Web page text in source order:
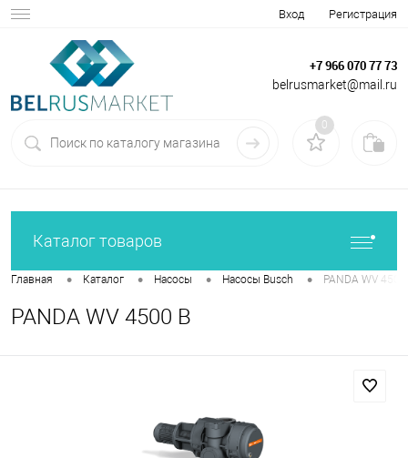
Вход Регистрация
+7 966 070 77 73
belrusmarket@mail.ru
0
Каталог товаров
Главная • Каталог • Насосы • Насосы Busch • PANDA WV 4500
PANDA WV 4500 B